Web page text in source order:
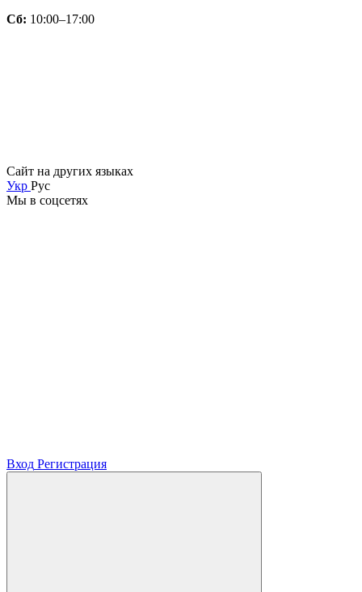
Сб: 10:00–17:00
Сайт на других языках
Укр Рус
Мы в соцсетях
Вход Регистрация